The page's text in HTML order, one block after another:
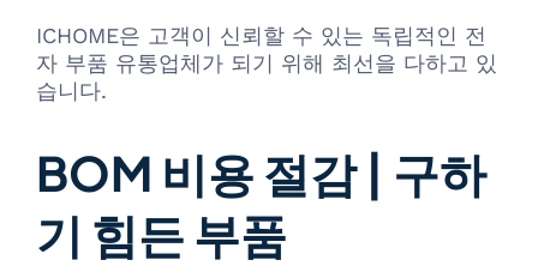
ICHOME은 고객이 신뢰할 수 있는 독립적인 전
자 부품 유통업체가 되기 위해 최선을 다하고 있
습니다.
BOM 비용 절감 | 구하
기 힘든 부품